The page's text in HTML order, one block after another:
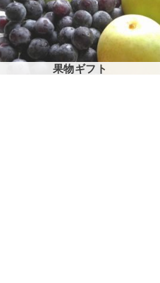
果物ギフト